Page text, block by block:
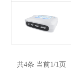
共4条 当前1/1页